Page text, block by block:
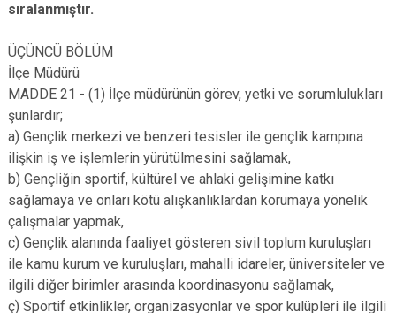
sıralanmıştır.
ÜÇÜNCÜ BÖLÜM
İlçe Müdürü
MADDE 21 - (1) İlçe müdürünün görev, yetki ve sorumlulukları
şunlardır;
a) Gençlik merkezi ve benzeri tesisler ile gençlik kampına
ilişkin iş ve işlemlerin yürütülmesini sağlamak,
b) Gençliğin sportif, kültürel ve ahlaki gelişimine katkı
sağlamaya ve onları kötü alışkanlıklardan korumaya yönelik
çalışmalar yapmak,
c) Gençlik alanında faaliyet gösteren sivil toplum kuruluşları
ile kamu kurum ve kuruluşları, mahalli idareler, üniversiteler ve
ilgili diğer birimler arasında koordinasyonu sağlamak,
ç) Sportif etkinlikler, organizasyonlar ve spor kulüpleri ile ilgili